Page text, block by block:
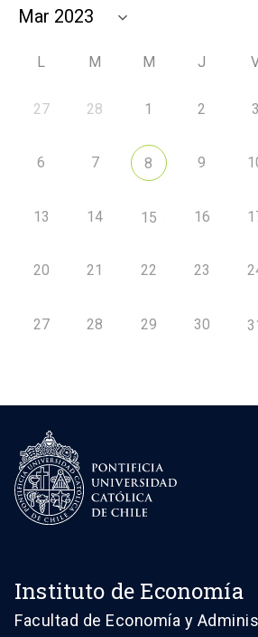
L M M J
27 28 1 2 3
6 7 8 9
13 14 15 16
20 21 22 23
27 28 29 30
Instituto de Economía
Facultad de Economía y